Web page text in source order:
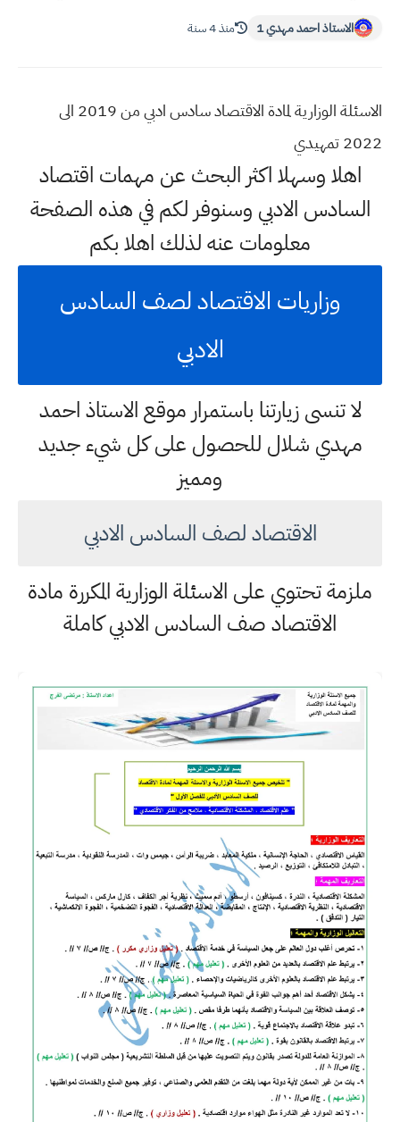
الاستاذ احمد مهدي 1 منذ 4 سنة
الاسئلة الوزارية لمادة الاقتصاد سادس ادبي من 2019 الى
2022 تمهيدي
اهلا وسهلا اكثر البحث عن مهمات اقتصاد
السادس الادبي وسنوفر لكم في هذه الصفحة
معلومات عنه لذلك اهلا بكم
وزاريات الاقتصاد لصف السادس
الادبي
لا تنسى زيارتنا باستمرار موقع الاستاذ احمد
مهدي شلال للحصول على كل شيء جديد
ومميز
الاقتصاد لصف السادس الادبي
ملزمة تحتوي على الاسئلة الوزارية المكررة مادة
الاقتصاد صف السادس الادبي كاملة